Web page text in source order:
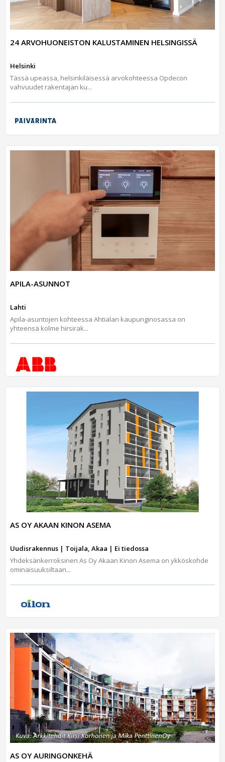
24 ARVOHUONEISTON KALUSTAMINEN HELSINGISSÄ
Helsinki
Tässä upeassa, helsinkiläisessä arvokohteessa Opdecon
vahvuudet rakentajan ku...
APILA-ASUNNOT
Lahti
Apila-asuntojen kohteessa Ahtialan kaupunginosassa on
yhteensä kolme hirsirak...
AS OY AKAAN KINON ASEMA
Uudisrakennus | Toijala, Akaa | Ei tiedossa
Yhdeksänkerroksinen As Oy Akaan Kinon Asema on ykköskohde
ominaisuuksiltaan...
AS OY AURINGONKEHÄ